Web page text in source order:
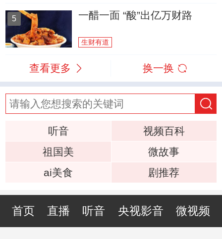
5 一醋一面 “酸”出亿万财路
生财有道
查看更多 换一换
听音
视频百科
祖国美
微故事
ai美食
剧推荐
首页 直播 听音 央视影音 微视频